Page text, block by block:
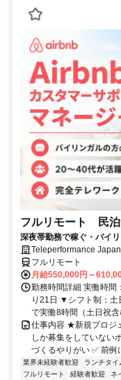
フルリモート 民
深夜帯勤務で稼ぐ・バイ
Teleperformance
フルリモート
月給550,000円～
勤務時間詳細 実働時間
り21日 ▼シフト制：土
で実働8時間（土日祝
仕事内容 ★新規プロジ
しか募集をしていない
づくるやりがい ✅ 前
業界未経験者歓迎 ランチタイ
フルリモート
経験者歓迎 ネ